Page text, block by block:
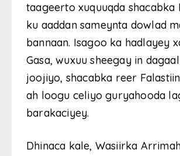
taageerto xuquuqda shacabka
ku aaddan sameynta dowlad
bannaan. Isagoo ka hadlayey
Gasa, wuxuu sheegay in
joojiyo, shacabka reer
ah loogu celiyo guryahooda
barakaciyey.
Dhinaca kale, Wasiirka